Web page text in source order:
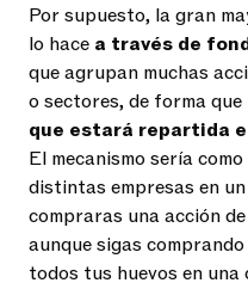
Por supuesto, la gran
lo hace a través de
que agrupan muchas
o sectores, de forma que
que estará repartida
El mecanismo sería
distintas empresas en
compraras una acción
aunque sigas
todos tus huevos en